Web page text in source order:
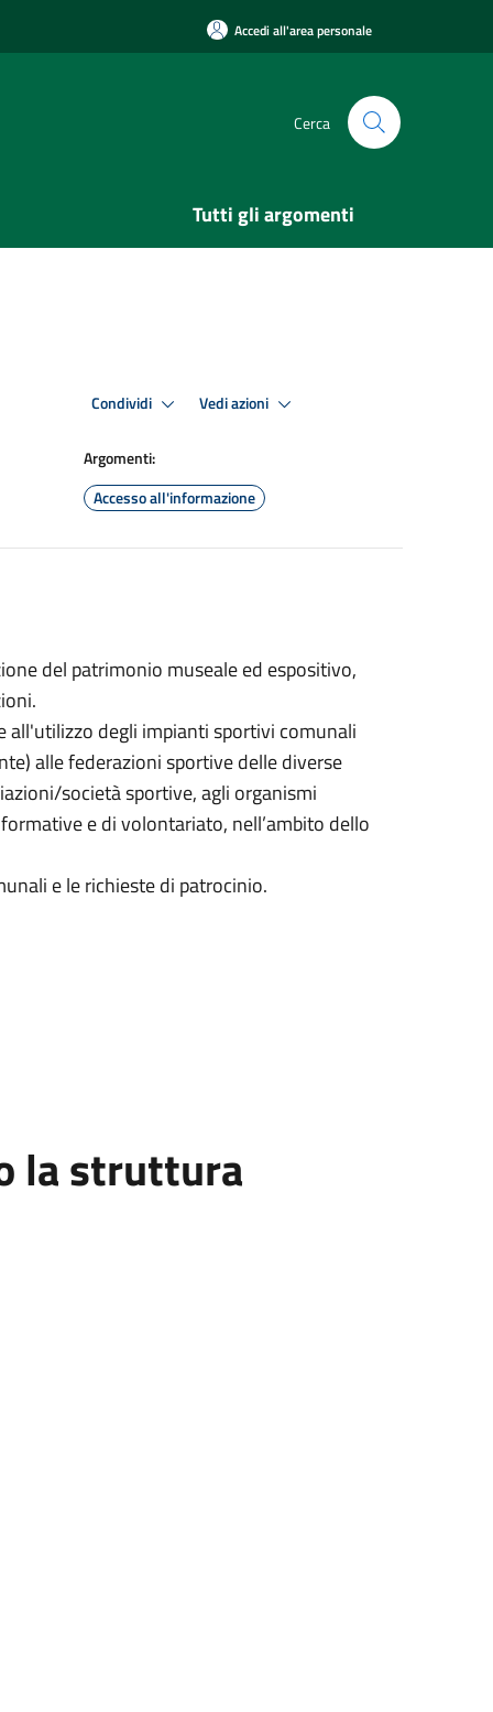
Accedi all'area personale
Cerca
Tutti gli argomenti
Condividi Vedi azioni
Argomenti:
Accesso all'informazione
del patrimonio museale ed espositivo,
all'utilizzo degli impianti sportivi comunali
alle federazioni sportive delle diverse
società sportive, agli organismi
e di volontariato, nell’ambito dello
e le richieste di patrocinio.
la struttura